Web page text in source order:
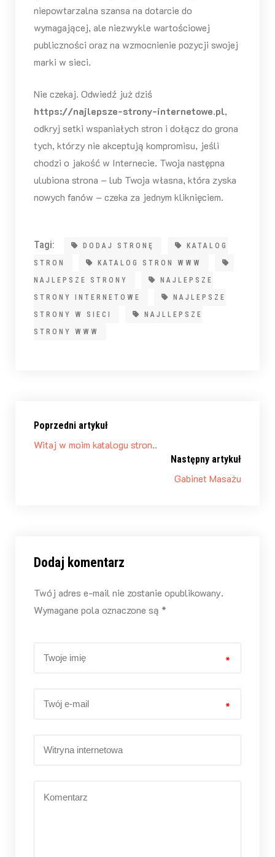
niepowtarzalna szansa na dotarcie do
wymagającej, ale niezwykle wartościowej
publiczności oraz na wzmocnienie pozycji swojej
marki w sieci.
Nie czekaj. Odwiedź już dziś
https://najlepsze-strony-internetowe.pl,
odkryj setki wspaniałych stron i dołącz do grona
tych, którzy nie akceptują kompromisu, jeśli
chodzi o jakość w Internecie. Twoja następna
ulubiona strona – lub Twoja własna, która zyska
nowych fanów – czeka za jednym kliknięciem.
Tagi: DODAJ STRONĘ
KATALOG
STRON
KATALOG STRON WWW
NAJLEPSZE STRONY
NAJLEPSZE
STRONY INTERNETOWE
NAJLEPSZE
STRONY W SIECI
NAJLLEPSZE
STRONY WWW
Poprzedni artykuł
Witaj w moim katalogu stron..
Następny artykuł
Gabinet Masażu
Dodaj komentarz
Twój adres e-mail nie zostanie opublikowany.
Wymagane pola oznaczone są *
*
*